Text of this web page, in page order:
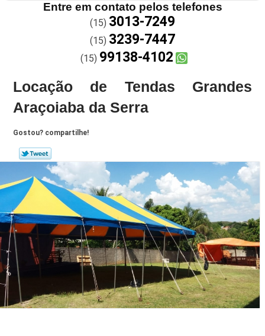
Entre em contato pelos telefones
(15) 3013-7249
(15) 3239-7447
(15) 99138-4102
Locação de Tendas Grandes
Araçoiaba da Serra
Gostou? compartilhe!